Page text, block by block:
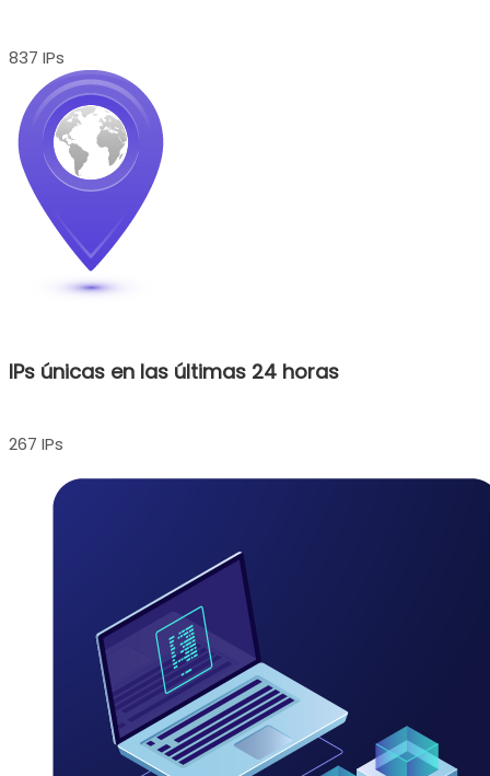
837 IPs
IPs únicas en las últimas 24 horas
267 IPs